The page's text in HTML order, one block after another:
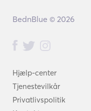
Hjælp-center
Tjenestevilkår
Privatlivspolitik
BednBlue © 2026